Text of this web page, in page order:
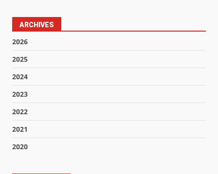
ARCHIVES
2026
2025
2024
2023
2022
2021
2020